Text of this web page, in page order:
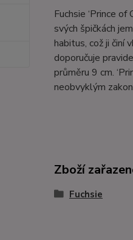
Fuchsie ‘Prince
svých špičkách
habitus, což ji činí
doporučuje
průměru 9 cm.
neobvyklým
Zboží
Fuchsie